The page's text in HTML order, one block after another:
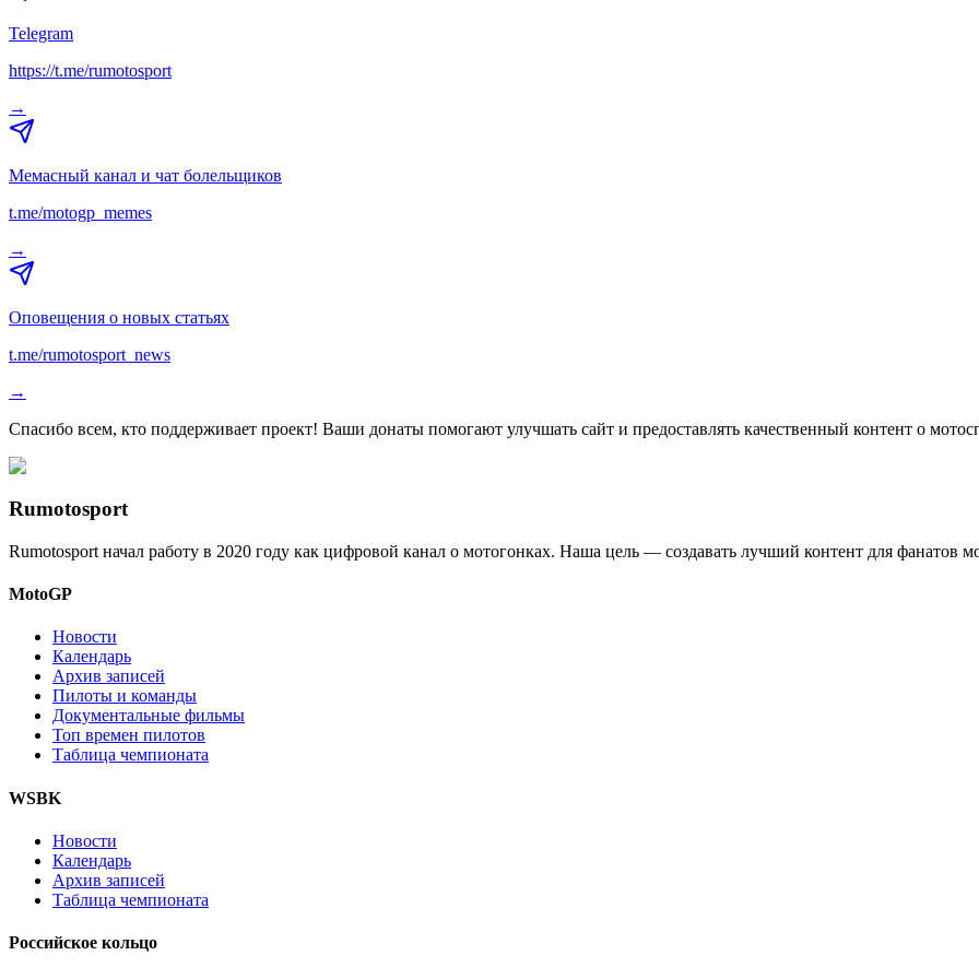
Telegram
https://t.me/rumotosport
→
Мемасный канал и чат болельщиков
t.me/motogp_memes
→
Оповещения о новых статьях
t.me/rumotosport_news
→
Спасибо всем, кто поддерживает проект! Ваши донаты помогают улучшать сайт и предоставлять качественный контент о
Rumotosport
Rumotosport начал работу в 2020 году как цифровой канал о мотогонках. Наша цель — создавать лучший контент для фанатов
MotoGP
Новости
Календарь
Архив записей
Пилоты и команды
Документальные фильмы
Топ времен пилотов
Таблица чемпионата
WSBK
Новости
Календарь
Архив записей
Таблица чемпионата
Российское кольцо